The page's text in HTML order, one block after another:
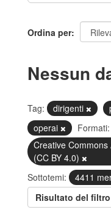
Ordina per
Nessun
Tag: dirigenti
operai
Formati:
Creative
(CC BY 4.0)
Sottotemi:
4411
Risultato del filtro